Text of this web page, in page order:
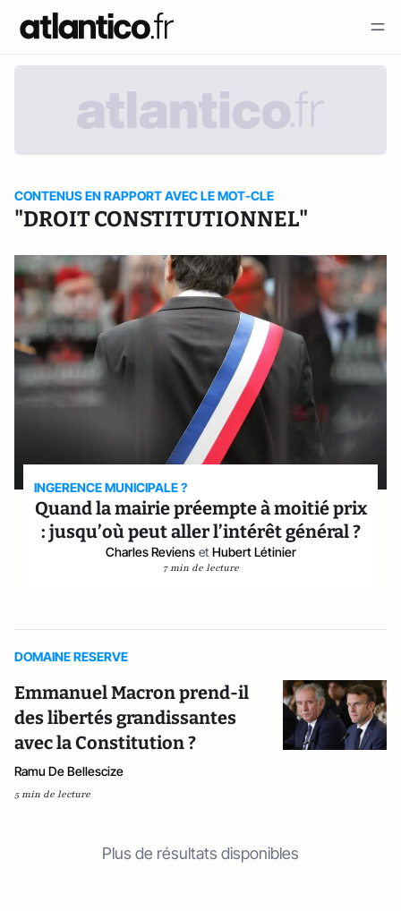
CONTENUS EN RAPPORT AVEC LE MOT-CLE
"DROIT CONSTITUTIONNEL"
INGERENCE MUNICIPALE ?
Quand la mairie préempte à moitié prix
: jusqu’où peut aller l’intérêt général ?
Charles Reviens et Hubert Létinier
7 min de lecture
DOMAINE RESERVE
Emmanuel Macron prend-il
des libertés grandissantes
avec la Constitution ?
Ramu De Bellescize
5 min de lecture
Plus de résultats disponibles